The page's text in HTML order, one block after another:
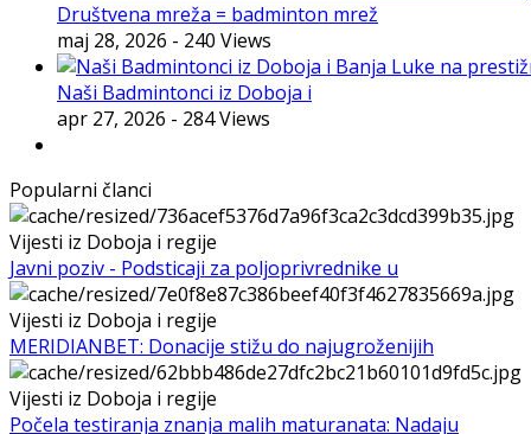
Društvena mreža = badminton mrež
maj 28, 2026 - 240 Views
Naši Badmintonci iz Doboja i
apr 27, 2026 - 284 Views
Popularni članci
Vijesti iz Doboja i regije
Javni poziv - Podsticaji za poljoprivrednike u
Vijesti iz Doboja i regije
MERIDIANBET: Donacije stižu do najugroženijih
Vijesti iz Doboja i regije
Počela testiranja znanja malih maturanata: Nadaju